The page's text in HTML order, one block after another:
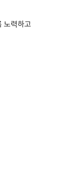
노력하고